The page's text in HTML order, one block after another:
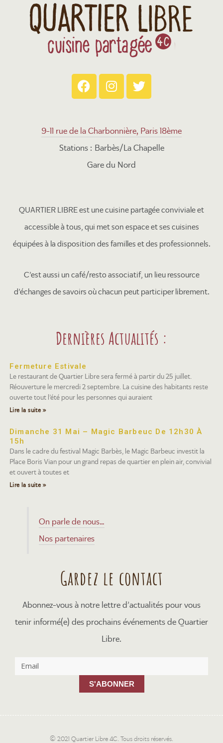
9-11 rue de la Charbonnière, Paris 18ème
Stations : Barbès/La Chapelle
Gare du Nord
QUARTIER LIBRE est une cuisine partagée conviviale et
accessible à tous, qui met son espace et ses cuisines
équipées à la disposition des familles et des professionnels.
C’est aussi un café/resto associatif, un lieu ressource
d’échanges de savoirs où chacun peut participer librement.
Dernières Actualités :
Fermeture Estivale
Le restaurant de Quartier Libre sera fermé à partir du 25 juillet.
Réouverture le mercredi 2 septembre. La cuisine des habitants reste
ouverte tout l’été pour les personnes qui auraient
Lire la suite »
Dimanche 31 Mai – Magic Barbeuc De 12h30 À
15h
Dans le cadre du festival Magic Barbès, le Magic Barbeuc investit la
Place Boris Vian pour un grand repas de quartier en plein air, convivial
et ouvert à toutes et
Lire la suite »
On parle de nous…
Nos partenaires
Gardez le contact
Abonnez-vous à notre lettre d’actualités pour vous
tenir informé(e) des prochains événements de Quartier
Libre.
S'ABONNER
© 2021 Quartier Libre 4C. Tous droits réservés.